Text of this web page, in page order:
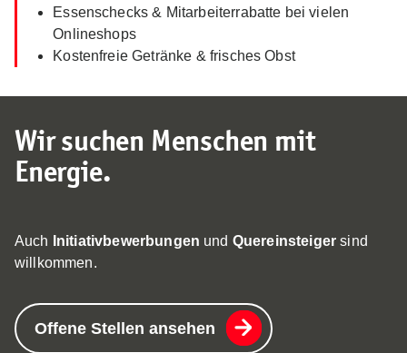
Essenschecks & Mitarbeiterrabatte bei vielen
Onlineshops
Kostenfreie Getränke & frisches Obst
Wir suchen Menschen mit
Energie.
Auch Initiativbewerbungen und Quereinsteiger sind
willkommen.
Offene Stellen ansehen